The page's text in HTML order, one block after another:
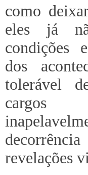
como
eles já
condições
dos
tolerável
cargos
revelações